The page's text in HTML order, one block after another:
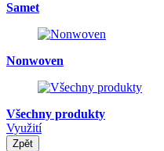
Samet
Nonwoven
Všechny produkty
Využití
Zpět